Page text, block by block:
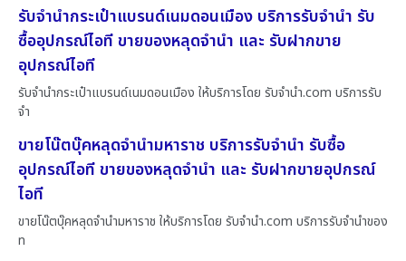
รับจำนำกระเป๋าแบรนด์เนมดอนเมือง บริการรับจำนำ รับ
ซื้ออุปกรณ์ไอที ขายของหลุดจำนำ และ รับฝากขาย
อุปกรณ์ไอที
รับจำนำกระเป๋าแบรนด์เนมดอนเมือง ให้บริการโดย รับจํานํา.com บริการรับ
จำ
ขายโน๊ตบุ๊คหลุดจำนำมหาราช บริการรับจำนำ รับซื้อ
อุปกรณ์ไอที ขายของหลุดจำนำ และ รับฝากขายอุปกรณ์
ไอที
ขายโน๊ตบุ๊คหลุดจำนำมหาราช ให้บริการโดย รับจํานํา.com บริการรับจำนำของ
ท